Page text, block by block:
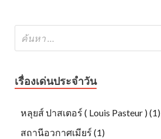
เรื่องเด่นประจำวัน
หลุยส์ ปาสเตอร์ ( Louis Pasteur ) (1)
สถานีอวกาศเมียร์ (1)